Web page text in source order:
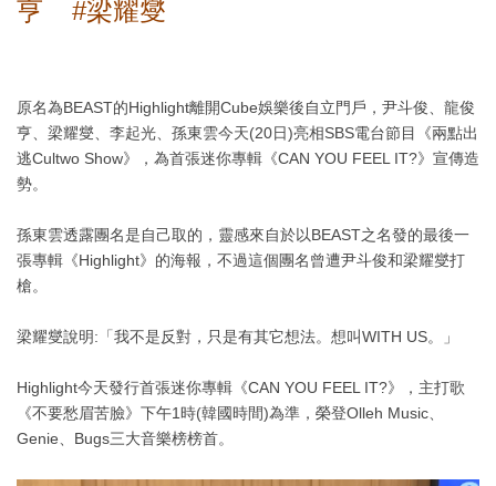
亨
#梁耀燮
原名為BEAST的Highlight離開Cube娛樂後自立門戶，尹斗俊、龍俊
亨、梁耀燮、李起光、孫東雲今天(20日)亮相SBS電台節目《兩點出
逃Cultwo Show》，為首張迷你專輯《CAN YOU FEEL IT?》宣傳造
勢。
孫東雲透露團名是自己取的，靈感來自於以BEAST之名發的最後一
張專輯《Highlight》的海報，不過這個團名曾遭尹斗俊和梁耀燮打
槍。
梁耀燮說明:「我不是反對，只是有其它想法。想叫WITH US。」
Highlight今天發行首張迷你專輯《CAN YOU FEEL IT?》，主打歌
《不要愁眉苦臉》下午1時(韓國時間)為準，榮登Olleh Music、
Genie、Bugs三大音樂榜榜首。